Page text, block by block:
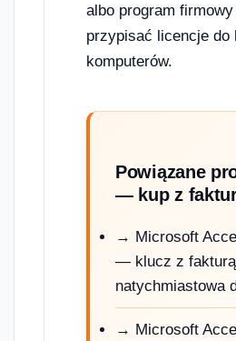
albo program
przypisać licencje do
komputerów.
Powiązane
— kup z
→ Microsoft
— klucz z fakturą
natychmiastowa
→ Microsoft